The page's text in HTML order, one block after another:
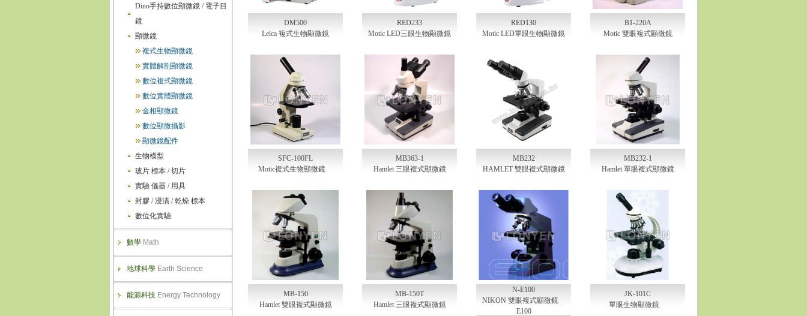
Dino手持數位顯微鏡 / 電子目
鏡
顯微鏡
複式生物顯微鏡
實體解剖顯微鏡
數位複式顯微鏡
數位實體顯微鏡
金相顯微鏡
數位顯微攝影
顯微鏡配件
生物模型
玻片 標本 / 切片
實驗 儀器 / 用具
封膠 / 浸漬 / 乾燥 標本
數位化實驗
數學 Math
地球科學 Earth Science
能源科技 Energy Technology
DM500
Leica 複式生物顯微鏡
RED233
Motic LED三眼生物顯微鏡
RED130
Motic LED單眼生物顯微鏡
B1-220A
Motic 雙眼複式顯微鏡
SFC-100FL
Motic複式生物顯微鏡
MB363-1
Hamlet 三眼複式顯微鏡
MB232
HAMLET 雙眼複式顯微鏡
MB232-1
Hamlet 單眼複式顯微鏡
MB-150
Hamlet 雙眼複式顯微鏡
MB-150T
Hamlet 三眼複式顯微鏡
N-E100
NIKON 雙眼複式顯微鏡
E100
JK-101C
單眼生物顯微鏡